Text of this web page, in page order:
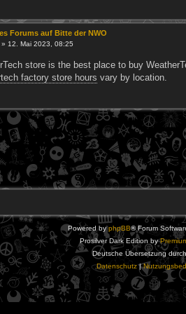
Forums auf Bitte der NWO
»12. Mai 2023, 08:25
store is the best place to buy
factory store hours vary by location.
Powered byphpBB® Forum
Prosilver Dark Edition by
Deutsche Übersetzung
Datenschutz|